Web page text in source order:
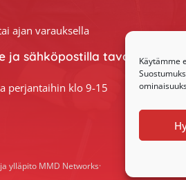
Käytämme
ajan varauksella
ja sähköpostilla tavoitat
perjantaihin klo 9-15
ylläpito MMD Networks·